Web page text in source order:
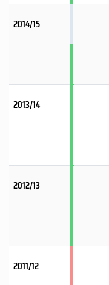
2014/15
2013/14
2012/13
2011/12